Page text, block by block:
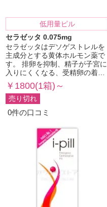
低用量ピル
セラゼッタ 0.075mg
セラゼッタはデソゲストレルを
主成分とする黄体ホルモン薬で
す。 排卵を抑制、精子が子宮に
入りにくくなる、受精卵の着…
￥1800(1箱)～
売り切れ
0件の口コミ